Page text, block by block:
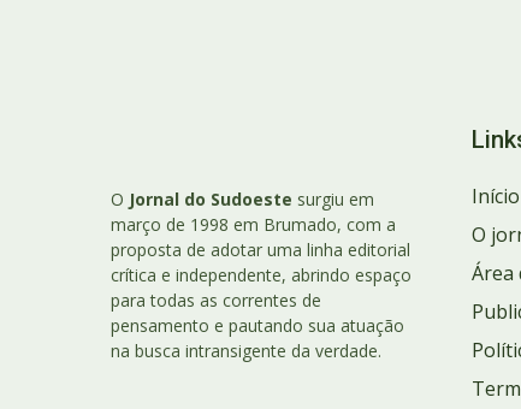
O Jornal do Sudoeste surgiu em
março de 1998 em Brumado, com a
proposta de adotar uma linha editorial
crítica e independente, abrindo espaço
para todas as correntes de
pensamento e pautando sua atuação
na busca intransigente da verdade.
Início
O
Área